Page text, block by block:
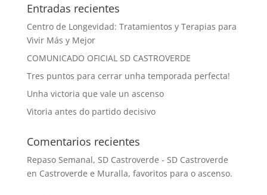
Entradas recientes
Centro de Longevidad: Tratamientos y Terapias para
Vivir Más y Mejor
COMUNICADO OFICIAL SD CASTROVERDE
Tres puntos para cerrar unha temporada perfecta!
Unha victoria que vale un ascenso
Vitoria antes do partido decisivo
Comentarios recientes
Repaso Semanal, SD Castroverde - SD Castroverde
en Castroverde e Muralla, favoritos para o ascenso.